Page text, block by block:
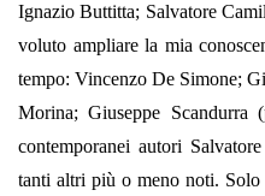
Ignazio Buttitta; Salvatore
voluto ampliare la mia
tempo: Vincenzo De Simone;
Morina; Giuseppe
contemporanei autori
tanti altri più o meno noti.